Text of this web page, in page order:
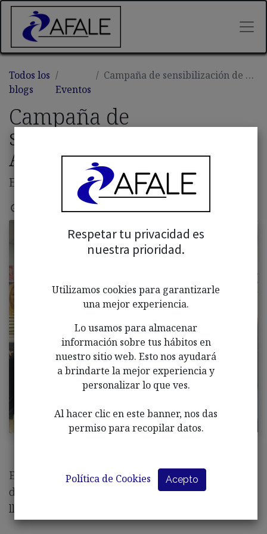
Todos los
blogs
Eventos
Campaña de sensibilización de Alzheimer en los colegios
Campaña de
sensibilización de
Alzheimer en los colegios
Entrega de premios
7 febrero, 2023por Admin Afale
En la tarde de hoy hemos entregado los premios
del concurso de dibujos y cuentos que AFALE ha
llevado a cabo en los colegios de nuestra localidad.
Respetar tu privacidad es
nuestra prioridad.
Utilizamos cookies para garantizarle
una mejor experiencia.
Lo usamos para almacenar
información sobre tus hábitos en
nuestro sitio web. Esto nos ayudará
a brindarte la mejor experiencia y
personalizar lo que ves.
Al hacer clic en este banner, nos das
permiso para recopilar datos.
Política de Cookies Acepto